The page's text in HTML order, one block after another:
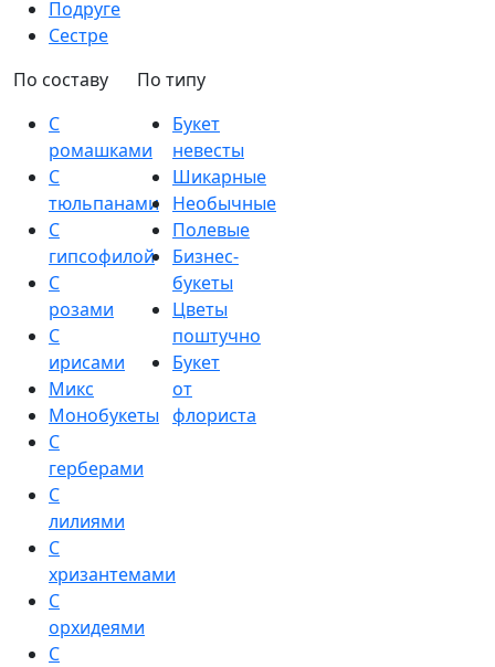
Подруге
Сестре
По составу
С
ромашками
С
тюльпанами
С
гипсофилой
С
розами
С
ирисами
Микс
Монобукеты
С
герберами
С
лилиями
С
хризантемами
С
орхидеями
С
По типу
Букет
невесты
Шикарные
Необычные
Полевые
Бизнес-
букеты
Цветы
поштучно
Букет
от
флориста